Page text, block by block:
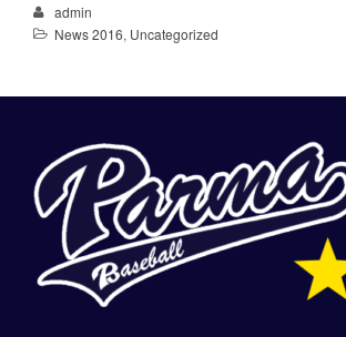
admin
News 2016, Uncategorized